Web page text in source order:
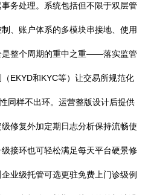
务处理。系统包括但不限于双层管
、账户体系的多模块串接地、使用
是整个周期的重中之重——落实监管
EKYD和KYC等）让交易所规范化
同样不出环。运营整版设计后提供
修复外加定期日志分析保持流畅使
接环也可轻松满足每天平台硬景修
业级托管可选更驻免费上门诊级例